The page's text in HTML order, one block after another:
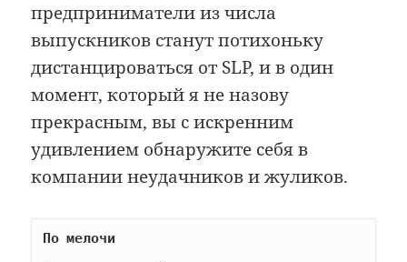
предприниматели из числа
выпускников станут потихоньку
дистанцироваться от SLP, и в один
момент, который я не назову
прекрасным, вы с искренним
удивлением обнаружите себя в
компании неудачников и жуликов.
По мелочи